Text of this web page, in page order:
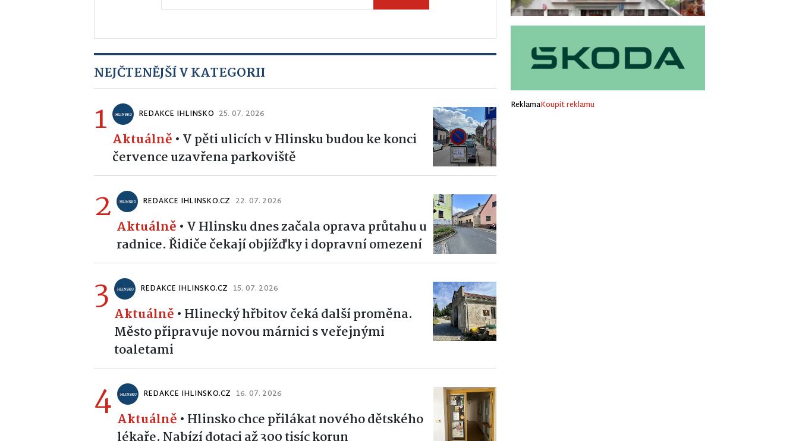
NEJČTENĚJŠÍ V KATEGORII
1 REDAKCE IHLINSKO 25. 07. 2026
Aktuálně • V pěti ulicích v Hlinsku budou ke konci
července uzavřena parkoviště
2 REDAKCE IHLINSKO.CZ 22. 07. 2026
Aktuálně • V Hlinsku dnes začala oprava průtahu u
radnice. Řidiče čekají objížďky i dopravní omezení
3 REDAKCE IHLINSKO.CZ 15. 07. 2026
Aktuálně • Hlinecký hřbitov čeká další proměna.
Město připravuje novou márnici s veřejnými
toaletami
4 REDAKCE IHLINSKO.CZ 16. 07. 2026
Aktuálně • Hlinsko chce přilákat nového dětského
ReklamaKoupit reklamu